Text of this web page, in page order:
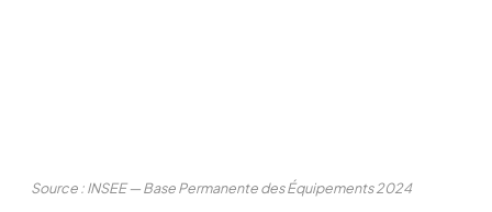
Source : INSEE — Base Permanente des Équipements 2024